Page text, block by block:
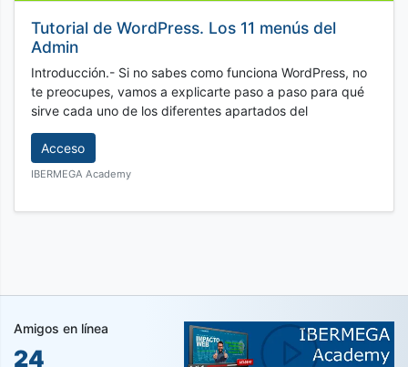
Tutorial de WordPress. Los 11 menús del
Admin
Introducción.- Si no sabes como funciona WordPress, no
te preocupes, vamos a explicarte paso a paso para qué
sirve cada uno de los diferentes apartados del
Acceso
IBERMEGA Academy
Amigos en línea
24